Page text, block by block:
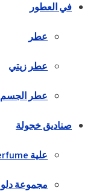
في العطور
عطر
عطر زيتي
عطر الجسم
صناديق خجولة
علية Perfume
مجموعة دلو